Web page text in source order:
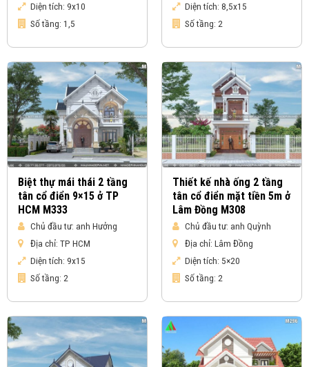
Diện tích: 9x10
Số tầng: 1,5
Diện tích: 8,5x15
Số tầng: 2
Biệt thự mái thái 2 tầng
tân cổ điển 9×15 ở TP
HCM M333
Chủ đầu tư: anh Hưởng
Địa chỉ: TP HCM
Diện tích: 9x15
Số tầng: 2
Thiết kế nhà ống 2 tầng
tân cổ điển mặt tiền 5m ở
Lâm Đồng M308
Chủ đầu tư: anh Quỳnh
Địa chỉ: Lâm Đồng
Diện tích: 5×20
Số tầng: 2